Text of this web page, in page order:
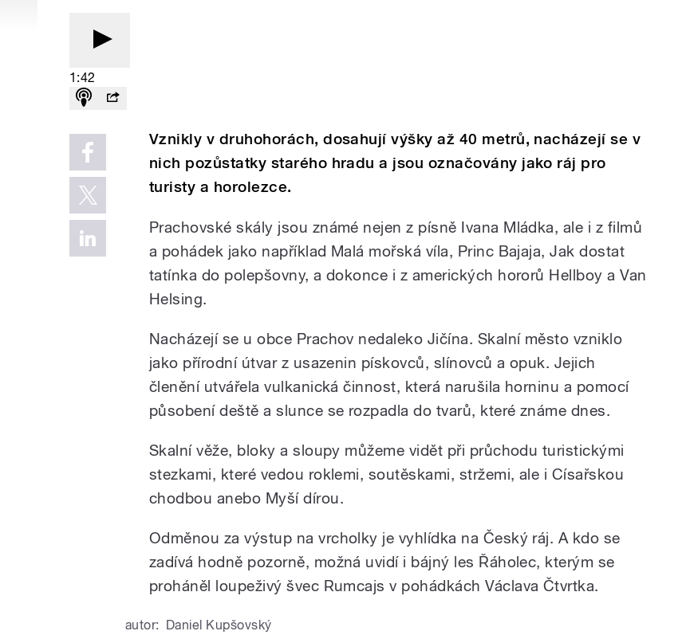
1:42
Vznikly v druhohorách, dosahují výšky až 40 metrů, nacházejí se v
nich pozůstatky starého hradu a jsou označovány jako ráj pro
turisty a horolezce.
Prachovské skály jsou známé nejen z písně Ivana Mládka, ale i z filmů
a pohádek jako například Malá mořská víla, Princ Bajaja, Jak dostat
tatínka do polepšovny, a dokonce i z amerických hororů Hellboy a Van
Helsing.
Nacházejí se u obce Prachov nedaleko Jičína. Skalní město vzniklo
jako přírodní útvar z usazenin pískovců, slínovců a opuk. Jejich
členění utvářela vulkanická činnost, která narušila horninu a pomocí
působení deště a slunce se rozpadla do tvarů, které známe dnes.
Skalní věže, bloky a sloupy můžeme vidět při průchodu turistickými
stezkami, které vedou roklemi, soutěskami, stržemi, ale i Císařskou
chodbou anebo Myší dírou.
Odměnou za výstup na vrcholky je vyhlídka na Český ráj. A kdo se
zadívá hodně pozorně, možná uvidí i bájný les Řáholec, kterým se
proháněl loupeživý švec Rumcajs v pohádkách Václava Čtvrtka.
autor: Daniel Kupšovský